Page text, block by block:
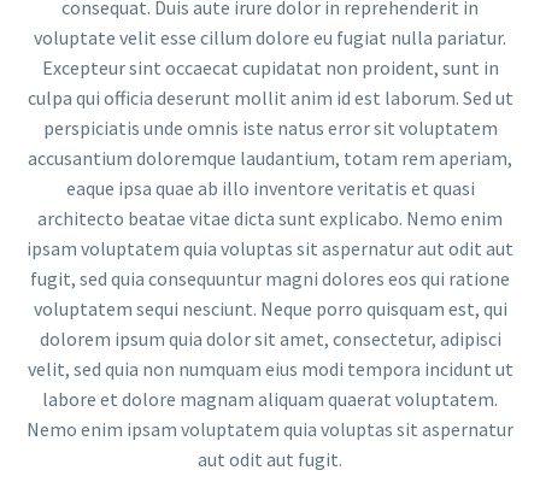
consequat. Duis aute irure dolor in reprehenderit in
voluptate velit esse cillum dolore eu fugiat nulla pariatur.
Excepteur sint occaecat cupidatat non proident, sunt in
culpa qui officia deserunt mollit anim id est laborum. Sed ut
perspiciatis unde omnis iste natus error sit voluptatem
accusantium doloremque laudantium, totam rem aperiam,
eaque ipsa quae ab illo inventore veritatis et quasi
architecto beatae vitae dicta sunt explicabo. Nemo enim
ipsam voluptatem quia voluptas sit aspernatur aut odit aut
fugit, sed quia consequuntur magni dolores eos qui ratione
voluptatem sequi nesciunt. Neque porro quisquam est, qui
dolorem ipsum quia dolor sit amet, consectetur, adipisci
velit, sed quia non numquam eius modi tempora incidunt ut
labore et dolore magnam aliquam quaerat voluptatem.
Nemo enim ipsam voluptatem quia voluptas sit aspernatur
aut odit aut fugit.